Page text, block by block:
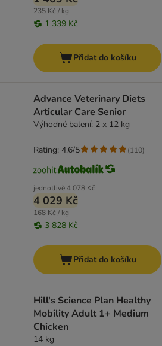
235 Kč / kg
1 339 Kč
Přidat do košíku
Advance Veterinary Diets
Articular Care Senior
Výhodné balení: 2 x 12 kg
jednotlivě4 078 Kč
4 029 Kč
168 Kč / kg
3 828 Kč
Rating: 4.6/5 (110)
Přidat do košíku
Hill's Science Plan Healthy
Mobility Adult 1+ Medium
Chicken
14 kg